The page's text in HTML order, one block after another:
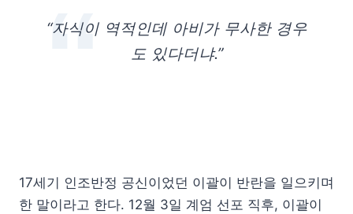
“자식이 역적인데 아비가 무사한 경우
도 있다더냐.”
17세기 인조반정 공신이었던 이괄이 반란을 일으키며
한 말이라고 한다. 12월 3일 계엄 선포 직후, 이괄이